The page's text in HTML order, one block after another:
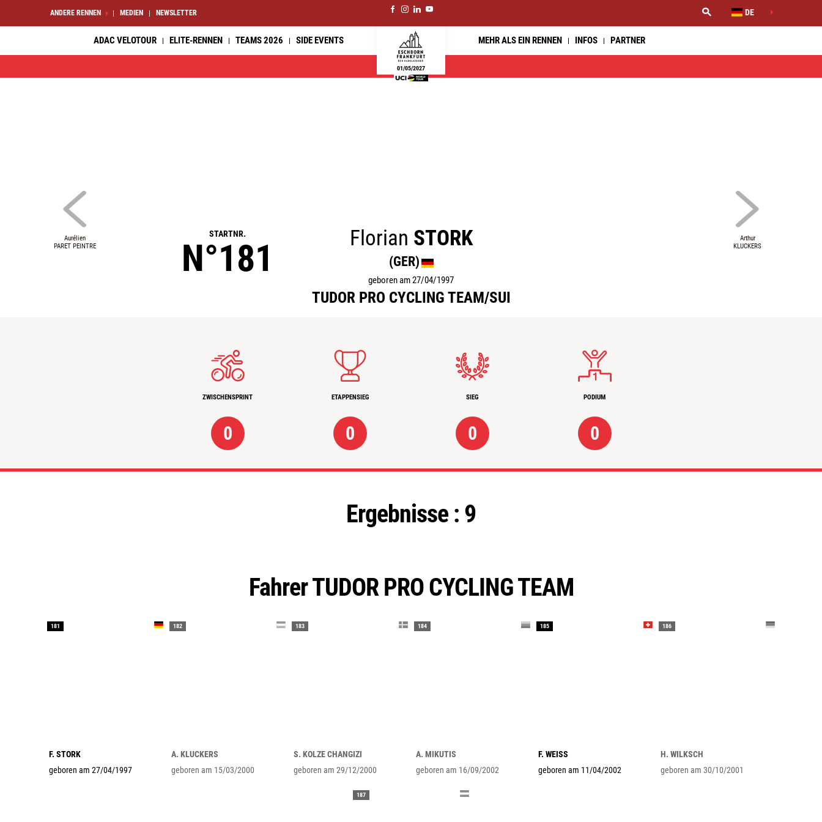
ANDERE RENNEN MEDIEN NEWSLETTER DE
ADAC VELOTOUR ELITE-RENNEN TEAMS 2026 SIDE EVENTS
01/05/2027
MEHR ALS EIN RENNEN INFOS PARTNER
STARTNR.
N°181 Florian STORK
(GER)
geboren am 27/04/1997
TUDOR PRO CYCLING TEAM/SUI
Aurélien
PARET PEINTRE
Arthur
KLUCKERS
ZWISCHENSPRINT
0
ETAPPENSIEG
0
SIEG
0
PODIUM
0
Ergebnisse : 9
Fahrer TUDOR PRO CYCLING TEAM
181
F. STORK
geboren am 27/04/1997
182
A. KLUCKERS
geboren am 15/03/2000
183
S. KOLZE CHANGIZI
geboren am 29/12/2000
184
A. MIKUTIS
geboren am 16/09/2002
185
F. WEISS
geboren am 11/04/2002
186
H. WILKSCH
geboren am 30/10/2001
187